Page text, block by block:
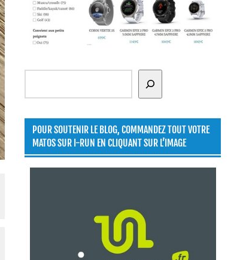
Rechercher
POUR SOUTENIR LE BLOG, COMMANDEZ TOUT VOTRE
MATOS SUR I-RUN EN CLIQUANT SUR L’IMAGE